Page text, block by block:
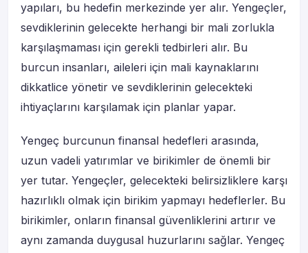
yapıları, bu hedefin merkezinde yer alır. Yengeçler,
sevdiklerinin gelecekte herhangi bir mali zorlukla
karşılaşmaması için gerekli tedbirleri alır. Bu
burcun insanları, aileleri için mali kaynaklarını
dikkatlice yönetir ve sevdiklerinin gelecekteki
ihtiyaçlarını karşılamak için planlar yapar.
Yengeç burcunun finansal hedefleri arasında,
uzun vadeli yatırımlar ve birikimler de önemli bir
yer tutar. Yengeçler, gelecekteki belirsizliklere karşı
hazırlıklı olmak için birikim yapmayı hedeflerler. Bu
birikimler, onların finansal güvenliklerini artırır ve
aynı zamanda duygusal huzurlarını sağlar. Yengeç